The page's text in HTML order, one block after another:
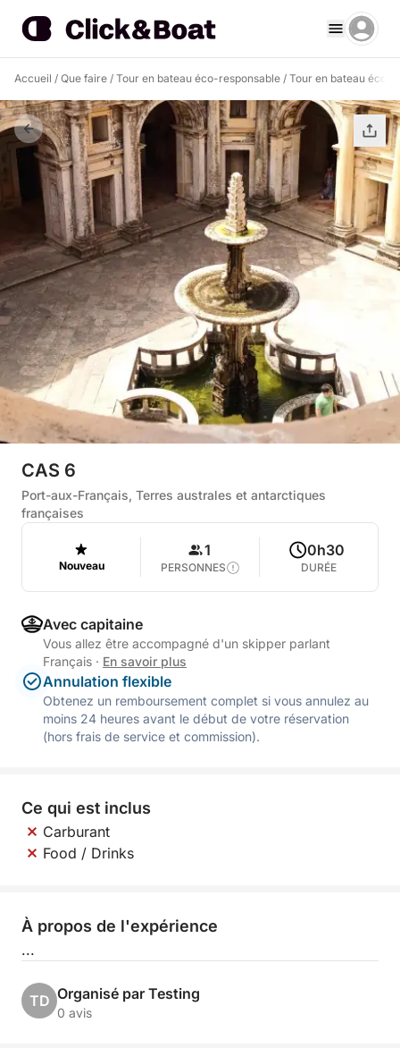
Accueil / Que faire / Tour en bateau éco-responsable / Tour en bateau éco-
CAS 6
Port-aux-Français, Terres australes et antarctiques
françaises
Nouveau
1
PERSONNES
0h30
DURÉE
Avec capitaine
Vous allez être accompagné d'un skipper parlant
Français · En savoir plus
Annulation flexible
Obtenez un remboursement complet si vous annulez au
moins 24 heures avant le début de votre réservation
(hors frais de service et commission).
Ce qui est inclus
Carburant
Food / Drinks
À propos de l'expérience
...
TD Organisé par Testing
0 avis